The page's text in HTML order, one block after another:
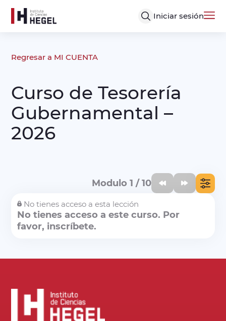
Iniciar sesión
Regresar a MI CUENTA
Modulo 1 / 10
No tienes acceso a esta lección
No tienes acceso a este curso. Por
favor, inscríbete.
Curso de Tesorería
Gubernamental –
2026